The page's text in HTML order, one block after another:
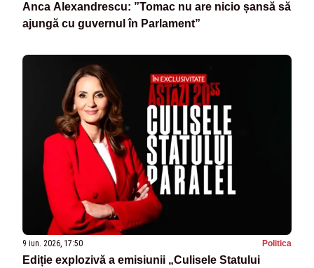
Anca Alexandrescu: ”Tomac nu are nicio șansă să
ajungă cu guvernul în Parlament”
9 iun. 2026, 17:50 Politica
Ediție explozivă a emisiunii „Culisele Statului